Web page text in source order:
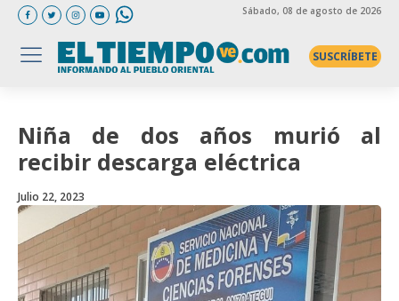
Sábado, 08 de agosto de 2026
SUSCRÍBETE
Niña de dos años murió al
recibir descarga eléctrica
Julio 22, 2023